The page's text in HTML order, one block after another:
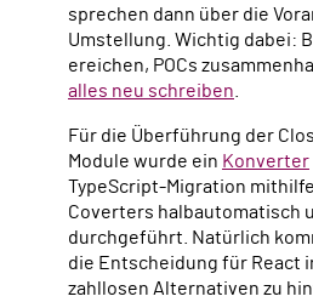
sprechen dann über die
Umstellung. Wichtig dabei:
ereichen, POCs
alles neu schreiben
Für die Überführung der
Module wurde ein Konverter
TypeScript-Migration
Coverters halbautomatisch
durchgeführt. Natürlich
die Entscheidung für React
zahllosen Alternativen zu